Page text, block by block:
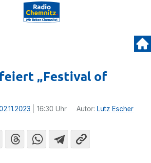
„Festival of
| 16:30 Uhr Autor: Lutz Escher